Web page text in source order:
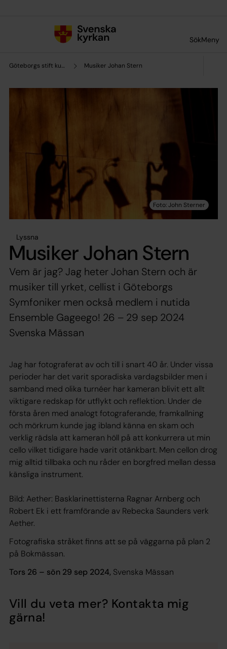
SökMeny
Göteborgs stift kultursamverkan Musiker Johan Stern
Lyssna
Musiker Johan Stern
Vem är jag? Jag heter Johan Stern och är
musiker till yrket, cellist i Göteborgs
Symfoniker men också medlem i nutida
Ensemble Gageego! 26 – 29 sep 2024
Svenska Mässan
Jag har fotograferat av och till i snart 40 år. Under vissa
perioder har det varit sporadiska vardagsbilder men i
samband med olika turnéer har kameran blivit ett allt
viktigare redskap för utflykt och reflektion. Under de
första åren med analogt fotograferande, framkallning
och mörkrum kunde jag ibland känna en skam och
verklig rädsla att kameran höll på att konkurrera ut min
cello vilket tidigare hade varit otänkbart. Men cellon drog
mig alltid tillbaka och nu råder en borgfred mellan dessa
känsliga instrument.
Bild: Aether: Basklarinettisterna Ragnar Arnberg och
Robert Ek i ett framförande av Rebecka Saunders verk
Aether.
Fotografiska stråket finns att se på väggarna på plan 2
på Bokmässan.
Tors 26 – sön 29 sep 2024, Svenska Mässan
Vill du veta mer? Kontakta mig
gärna!